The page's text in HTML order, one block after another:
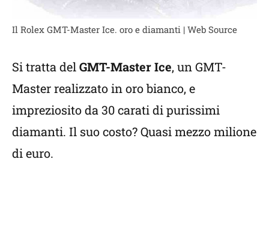
Il Rolex GMT-Master Ice. oro e diamanti | Web Source
Si tratta delGMT-Master Ice, un GMT-
Master realizzato in oro bianco, e
impreziosito da 30 carati di purissimi
diamanti. Il suo costo? Quasi mezzo milione
di euro.